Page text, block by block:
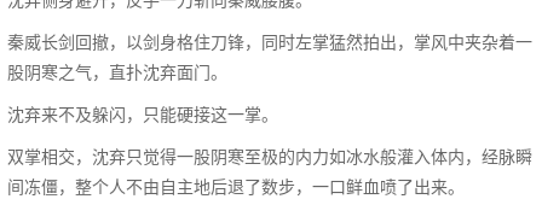
秦威长剑回撤，以剑身格住刀锋，同时左掌猛然拍出，掌风中夹杂着一
股阴寒之气，直扑沈弃面门。
沈弃来不及躲闪，只能硬接这一掌。
双掌相交，沈弃只觉得一股阴寒至极的内力如冰水般灌入体内，经脉瞬
间冻僵，整个人不由自主地后退了数步，一口鲜血喷了出来。